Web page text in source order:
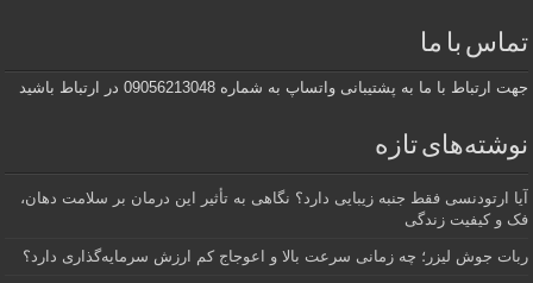
تماس با ما
جهت ارتباط با ما به پشتیبانی واتساپ به شماره 09056213048 در ارتباط باشید
نوشته‌های تازه
آیا ارتودنسی فقط جنبه زیبایی دارد؟ نگاهی به تأثیر این درمان بر سلامت دهان،
فک و کیفیت زندگی
ربات جوش لیزر؛ چه زمانی سرعت بالا و اعوجاج کم ارزش سرمایه‌گذاری دارد؟